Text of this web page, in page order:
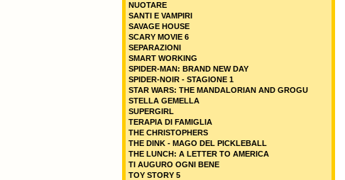
NUOTARE
SANTI E VAMPIRI
SAVAGE HOUSE
SCARY MOVIE 6
SEPARAZIONI
SMART WORKING
SPIDER-MAN: BRAND NEW DAY
SPIDER-NOIR - STAGIONE 1
STAR WARS: THE MANDALORIAN AND GROGU
STELLA GEMELLA
SUPERGIRL
TERAPIA DI FAMIGLIA
THE CHRISTOPHERS
THE DINK - MAGO DEL PICKLEBALL
THE LUNCH: A LETTER TO AMERICA
TI AUGURO OGNI BENE
TOY STORY 5